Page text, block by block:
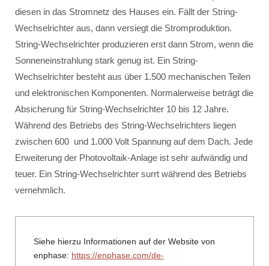
diesen in das Stromnetz des Hauses ein. Fällt der String-
Wechselrichter aus, dann versiegt die Stromproduktion.
String-Wechselrichter produzieren erst dann Strom, wenn die
Sonneneinstrahlung stark genug ist. Ein String-
Wechselrichter besteht aus über 1.500 mechanischen Teilen
und elektronischen Komponenten. Normalerweise beträgt die
Absicherung für String-Wechselrichter 10 bis 12 Jahre.
Während des Betriebs des String-Wechselrichters liegen
zwischen 600 und 1.000 Volt Spannung auf dem Dach. Jede
Erweiterung der Photovoltaik-Anlage ist sehr aufwändig und
teuer. Ein String-Wechselrichter surrt während des Betriebs
vernehmlich.
Siehe hierzu Informationen auf der Website von
enphase: https://enphase.com/de-